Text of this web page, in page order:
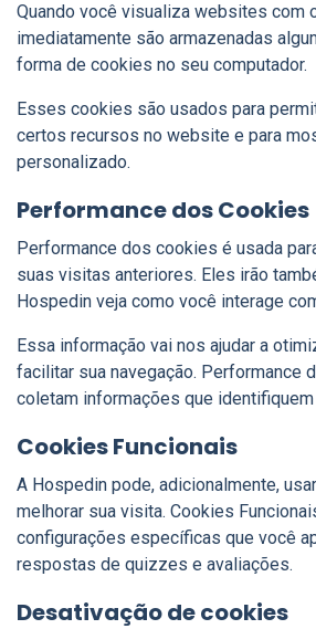
Quando você visualiza websites com
imediatamente são armazenadas
forma de cookies no seu computador.
Esses cookies são usados para
certos recursos no website e para
personalizado.
Performance dos Cookies
Performance dos cookies é usada
suas visitas anteriores. Eles irão
Hospedin veja como você interage
Essa informação vai nos ajudar a
facilitar sua navegação. Performance
coletam informações que identifiquem
Cookies Funcionais
A Hospedin pode, adicionalmente,
melhorar sua visita. Cookies
configurações específicas que você
respostas de quizzes e avaliações.
Desativação de cookies